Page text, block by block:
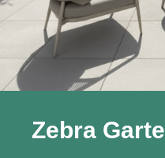
Zebra